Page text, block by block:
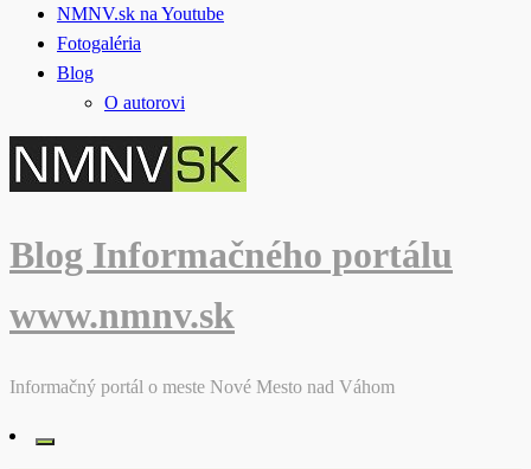
NMNV.sk na Youtube
Fotogaléria
Blog
O autorovi
Blog Informačného portálu
www.nmnv.sk
Informačný portál o meste Nové Mesto nad Váhom